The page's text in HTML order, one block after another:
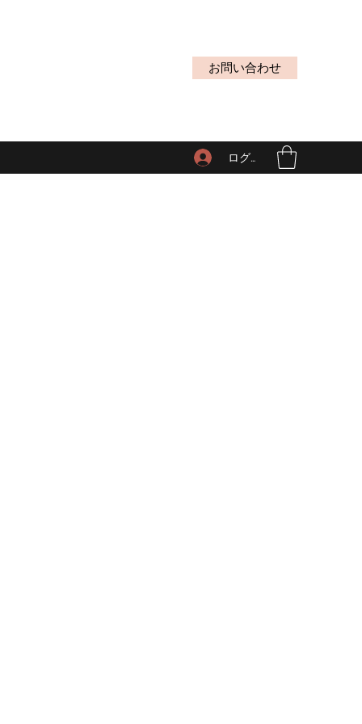
お問い合わせ
ログイン